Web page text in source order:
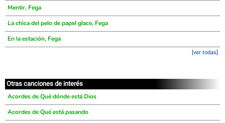
Mentir, Fega
La chica del pelo de papel glace, Fega
En la estación, Fega
[ver todas]
Otras canciones de interés
Acordes de Qué dónde está Dios
Acordes de Qué está pasando